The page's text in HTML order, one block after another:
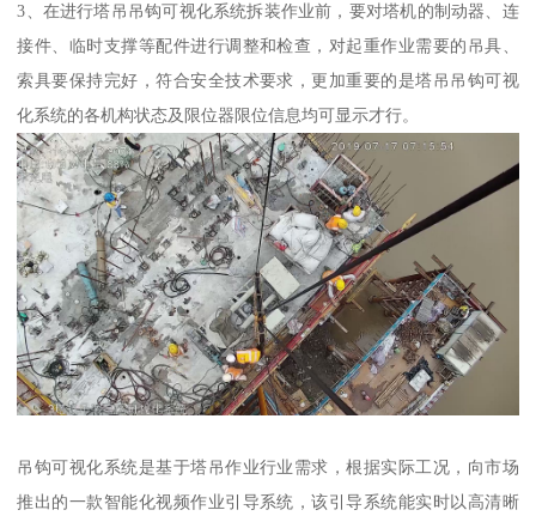
3、在进行塔吊吊钩可视化系统拆装作业前，要对塔机的制动器、连
接件、临时支撑等配件进行调整和检查，对起重作业需要的吊具、
索具要保持完好，符合安全技术要求，更加重要的是塔吊吊钩可视
化系统的各机构状态及限位器限位信息均可显示才行。
吊钩可视化系统是基于塔吊作业行业需求，根据实际工况，向市场
推出的一款智能化视频作业引导系统，该引导系统能实时以高清晰